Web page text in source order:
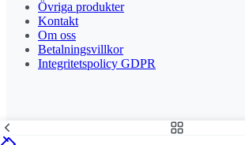
Övriga produkter
Kontakt
Om oss
Betalningsvillkor
Integritetspolicy GDPR
Stolt leverantör och delägare till Steny AB